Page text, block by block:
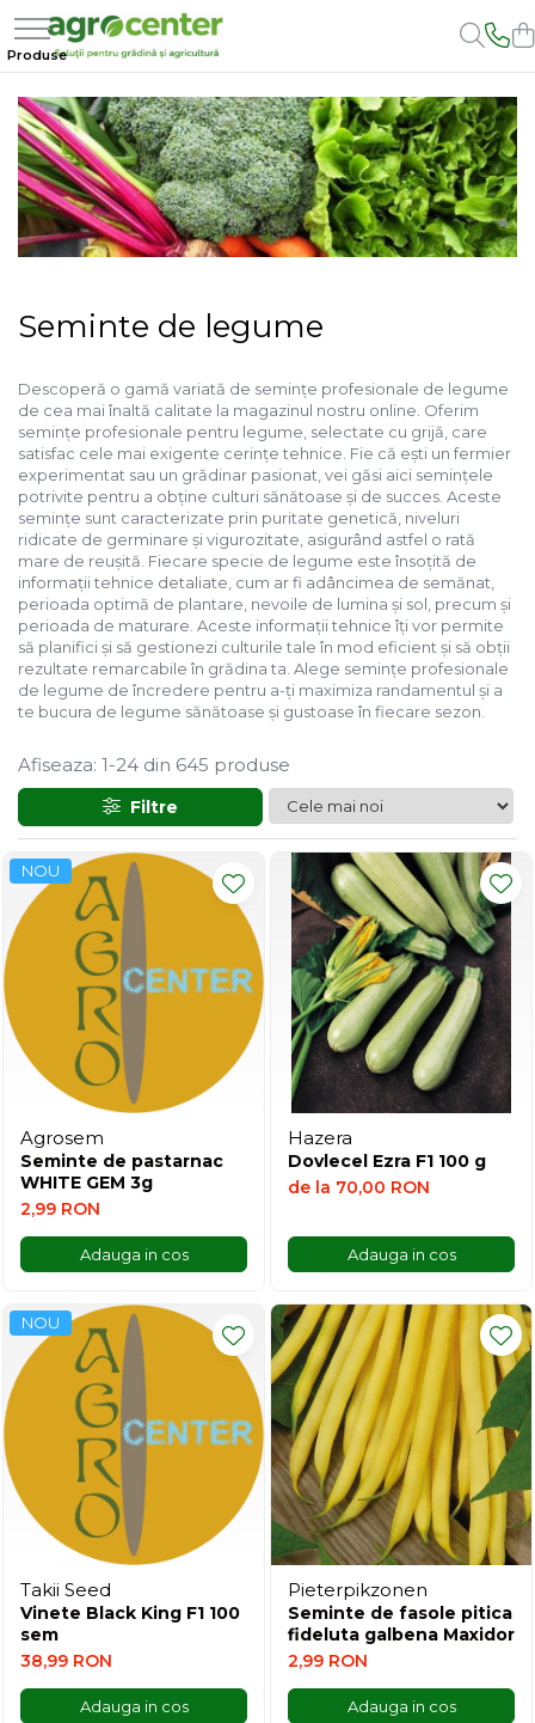
Seminte de legume
Ardei
Broccoli
Castraveti
Ceapa
Dovlecel
Mazare
Pepene galben
Pepene verde
Porumb dulce
Ridichi
Salata
Spanac
Telina
Tomate
Vinete
fragute
gogosar
Gulii
leustean
Morcov
Pastarnac
patrunjel
sfecla
Seminte cereale
Porumb
Cereale paioase
Floarea-Soarelui
Ingrasaminte
Ingrasaminte BIO
Preparate biologice
Biostimulatori
Ingrasaminte pentru gazon si
plante ornamentale
Ingrasaminte lichide
Irigatii
Conducta apa
Banda de picurare
Tub picurare
Accesorii pentru irigatii
Fitofarmaceutice
Adjuvanti
Erbicide
Fungicide
Insecticide
Dezinfectant de sol
Unelte si masini pentru gradinarit
Atomizoare si pulverizatoare
Drujbe
Lubrifianti
Masini de tuns iarba
Unelte de mana pentru gradina
Hrana pentru animale
Antiparazitare
Hrana pentru caini
Hrana pentru iepuri
Hrana pentru pasari
Hrana pentru porci
Hrana pt gaini si pui
Bricolaj
Electrice
Instalatii apa
Instalatii pentru gaz
Siliconi si etansanti
En-gross
Ingrasaminte
Irigatii
Plante furajere
Turba
Seminte de legume
Descoperă o gamă variată de semințe profesionale de legume
de cea mai înaltă calitate la magazinul nostru online. Oferim
semințe profesionale pentru legume, selectate cu grijă, care
satisfac cele mai exigente cerințe tehnice. Fie că ești un fermier
experimentat sau un grădinar pasionat, vei găsi aici semințele
potrivite pentru a obține culturi sănătoase și de succes. Aceste
semințe sunt caracterizate prin puritate genetică, niveluri
ridicate de germinare și vigurozitate, asigurând astfel o rată
mare de reușită. Fiecare specie de legume este însoțită de
informații tehnice detaliate, cum ar fi adâncimea de semănat,
perioada optimă de plantare, nevoile de lumina și sol, precum și
perioada de maturare. Aceste informații tehnice îți vor permite
să planifici și să gestionezi culturile tale în mod eficient și să obții
rezultate remarcabile în grădina ta. Alege semințe profesionale
de legume de încredere pentru a-ți maximiza randamentul și a
te bucura de legume sănătoase și gustoase în fiecare sezon.
Afiseaza: 1-24 din 645 produse
Filtre
NOU
Agrosem
Seminte de pastarnac
WHITE GEM 3g
2,99 RON
Adauga in cos
Hazera
Dovlecel Ezra F1 100 g
de la 70,00 RON
Adauga in cos
NOU
Takii Seed
Vinete Black King F1 100
sem
38,99 RON
Adauga in cos
Pieterpikzonen
Seminte de fasole pitica
fideluta galbena Maxidor
2,99 RON
Adauga in cos